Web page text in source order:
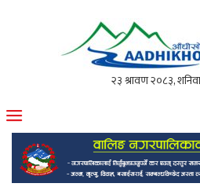
मोफसलकै लोकप्रिय अनलाइन पत्रिका